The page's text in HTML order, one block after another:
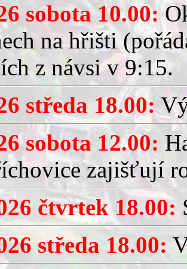
sobota 10.00:
na hřišti
z návsi v 9:15.
středa 18.00:
sobota 12.00:
zajišťují
čtvrtek 18.00:
středa 18.00: